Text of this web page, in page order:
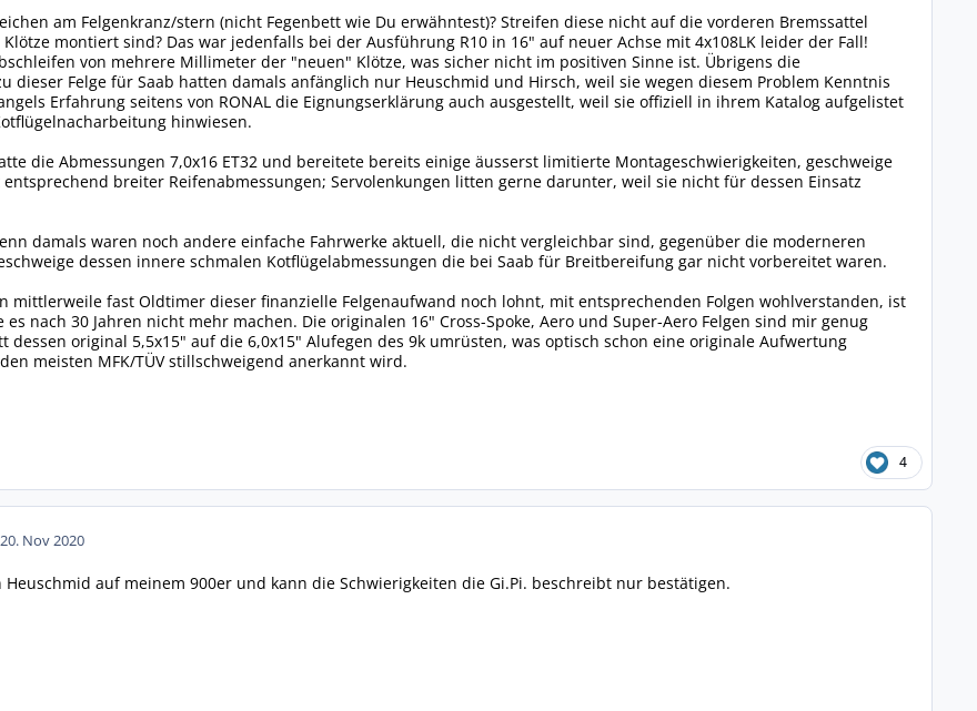
am Felgenkranz/stern (nicht Fegenbett wie Du erwähntest)? Streifen diese nicht auf die vorderen Bremssattel
montiert sind? Das war jedenfalls bei der Ausführung R10 in 16" auf neuer Achse mit 4x108LK leider der Fall!
von mehrere Millimeter der "neuen" Klötze, was sicher nicht im positiven Sinne ist. Übrigens die
dieser Felge für Saab hatten damals anfänglich nur Heuschmid und Hirsch, weil sie wegen diesem Problem Kenntnis
Erfahrung seitens von RONAL die Eignungserklärung auch ausgestellt, weil sie offiziell in ihrem Katalog aufgelistet
hinwiesen.
die Abmessungen 7,0x16 ET32 und bereitete bereits einige äusserst limitierte Montageschwierigkeiten, geschweige
breiter Reifenabmessungen; Servolenkungen litten gerne darunter, weil sie nicht für dessen Einsatz
damals waren noch andere einfache Fahrwerke aktuell, die nicht vergleichbar sind, gegenüber die moderneren
dessen innere schmalen Kotflügelabmessungen die bei Saab für Breitbereifung gar nicht vorbereitet waren.
mittlerweile fast Oldtimer dieser finanzielle Felgenaufwand noch lohnt, mit entsprechenden Folgen wohlverstanden, ist
nach 30 Jahren nicht mehr machen. Die originalen 16" Cross-Spoke, Aero und Super-Aero Felgen sind mir genug
dessen original 5,5x15" auf die 6,0x15" Alufegen des 9k umrüsten, was optisch schon eine originale Aufwertung
meisten MFK/TÜV stillschweigend anerkannt wird.
4
20. Nov 2020
Heuschmid auf meinem 900er und kann die Schwierigkeiten die Gi.Pi. beschreibt nur bestätigen.